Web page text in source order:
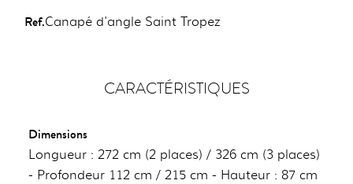
Ref.Canapé d'angle Saint Tropez
CARACTÉRISTIQUES
Dimensions
Longueur : 272 cm (2 places) / 326 cm (3 places)
- Profondeur 112 cm / 215 cm - Hauteur : 87 cm